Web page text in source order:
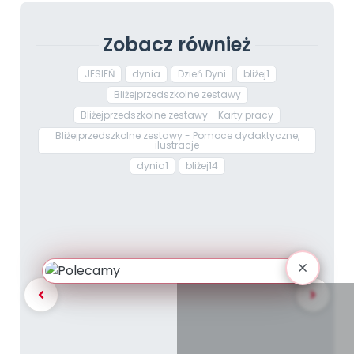
Zobacz również
JESIEŃ dynia Dzień Dyni
bliżej1
Bliżejprzedszkolne zestawy
Bliżejprzedszkolne zestawy - Karty pracy
Bliżejprzedszkolne zestawy - Pomoce dydaktyczne,
ilustracje
dynia1
bliżej14